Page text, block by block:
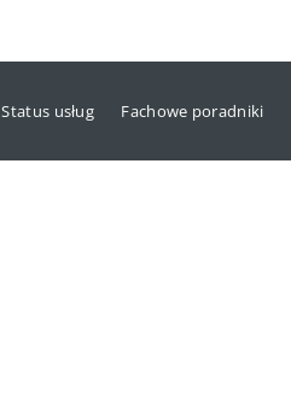
Status usług Fachowe poradniki